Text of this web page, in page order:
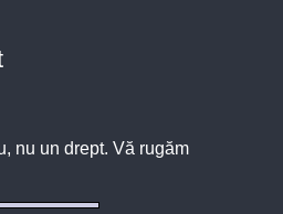
nu un drept. Vă rugăm